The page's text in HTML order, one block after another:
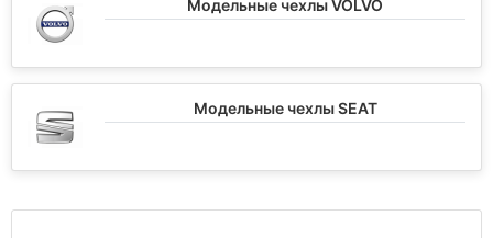
Модельные чехлы VOLVO
Модельные чехлы SEAT